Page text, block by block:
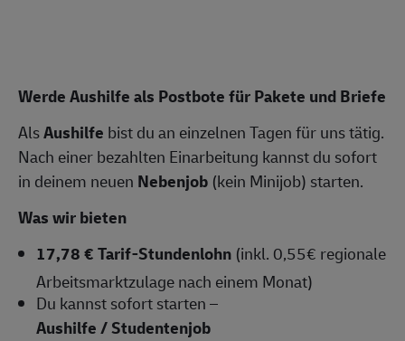
Werde Aushilfe als Postbote für Pakete und Briefe
AlsAushilfe bist du an einzelnen Tagen für uns tätig.
Nach einer bezahlten Einarbeitung kannst du sofort
in deinem neuen Nebenjob (kein Minijob) starten.
Was wir bieten
17,78 € Tarif-Stundenlohn (inkl. 0,55€ regionale
Arbeitsmarktzulage nach einem Monat)
Du kannst sofort starten –
Aushilfe / Studentenjob